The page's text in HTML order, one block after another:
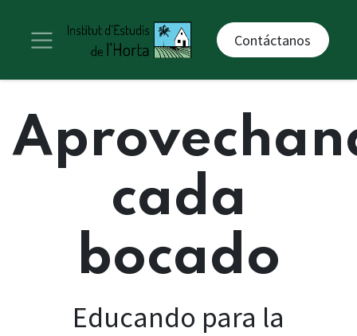
Contáctanos
cada
bocado
Educando para la